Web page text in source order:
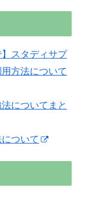
】スタディサプ
方法について
についてまと
ついて